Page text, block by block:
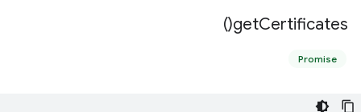
getCertificates(
)
Promise